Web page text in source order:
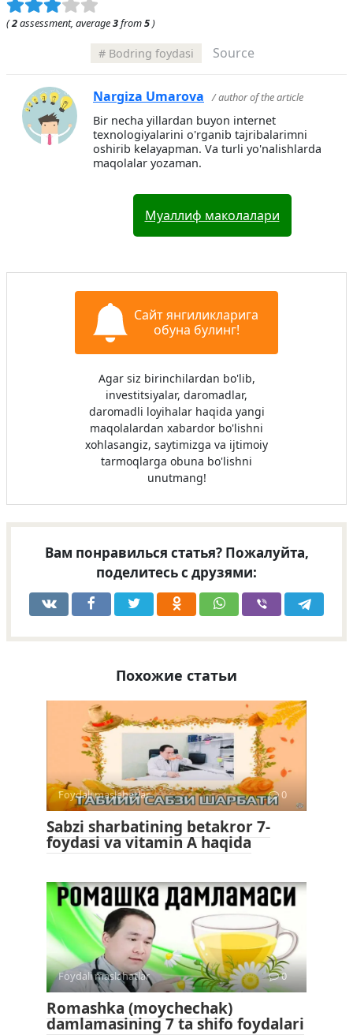
(2assessment, average3from5)
Bodring foydasi Source
Nargiza Umarova / author of the article
Bir necha yillardan buyon internet
texnologiyalarini o'rganib tajribalarimni
oshirib kelayapman. Va turli yo'nalishlarda
maqolalar yozaman.
Муаллиф маколалари
Сайт янгиликларига
обуна булинг!
Agar siz birinchilardan bo'lib,
investitsiyalar, daromadlar,
daromadli loyihalar haqida yangi
maqolalardan xabardor bo'lishni
xohlasangiz, saytimizga va ijtimoiy
tarmoqlarga obuna bo'lishni
unutmang!
Вам понравилься статья? Пожалуйта,
поделитесь с друзями:
Похожие статьи
Foydali maslahatlar 0
Sabzi sharbatining betakror 7-
foydasi va vitamin A haqida
Foydali maslahatlar 0
Romashka (moychechak)
damlamasining 7 ta shifo foydalari